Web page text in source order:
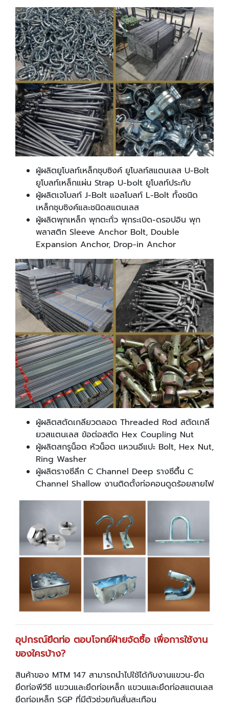
ผู้ผลิตยูโบลท์เหล็กชุบซิงค์ ยูโบลท์สแตนเลส U-Bolt
ยูโบลท์เหล็กแผ่น Strap U-bolt ยูโบลท์ประกับ
ผู้ผลิตเจโบลท์ J-Bolt แอลโบลท์ L-Bolt ทั้งชนิด
เหล็กชุบซิงค์และชนิดสแตนเลส
ผู้ผลิตพุกเหล็ก พุกตะกั่ว พุกระเบิด-ดรอปอิน พุก
พลาสติก Sleeve Anchor Bolt, Double
Expansion Anchor, Drop-in Anchor
ผู้ผลิตสตัดเกลียวตลอด Threaded Rod สตัดเกลี
ยวสแตนเลส ข้อต่อสตัด Hex Coupling Nut
ผู้ผลิตสกรูน็อต หัวน็อต แหวนอีแปะ Bolt, Hex Nut,
Ring Washer
ผู้ผลิตรางซีลึก C Channel Deep รางซีตื้น C
Channel Shallow งานติดตั้งท่อคอนดูดร้อยสายไฟ
อุปกรณ์ยึดท่อ ตอบโจทย์ฝ่ายจัดซื้อ เพื่อการใช้งาน
ของใครบ้าง?
สินค้าของ MTM 147 สามารถนำไปใช้ได้กับงานแขวน-ยึด
ยึดท่อพีวีซี แขวนและยึดท่อเหล็ก แขวนและยึดท่อสแตนเลส
ยึดท่อเหล็ก SGP ที่มีตัวช่วยกันสั่นสะเทือน